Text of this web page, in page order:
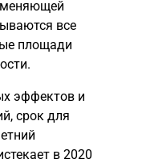
все
площади
эффектов и
срок для
в 2020